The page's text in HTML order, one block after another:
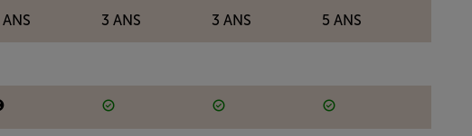
ANS 3 ANS 3 ANS 5 ANS